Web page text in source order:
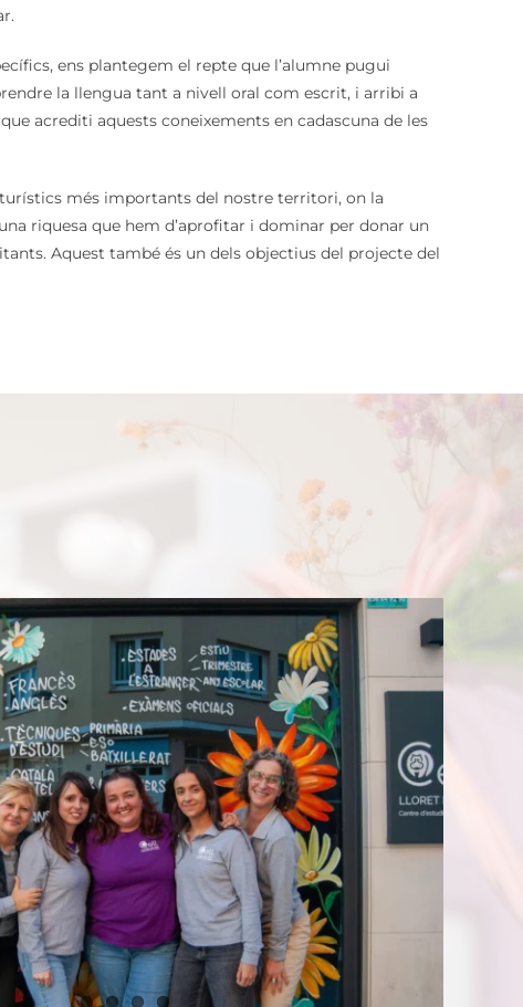
ens plantegem el repte que l’alumne pugui
la llengua tant a nivell oral com escrit, i arribi a
acrediti aquests coneixements en cadascuna de les
més importants del nostre territori, on la
riquesa que hem d’aprofitar i dominar per donar un
Aquest també és un dels objectius del projecte del